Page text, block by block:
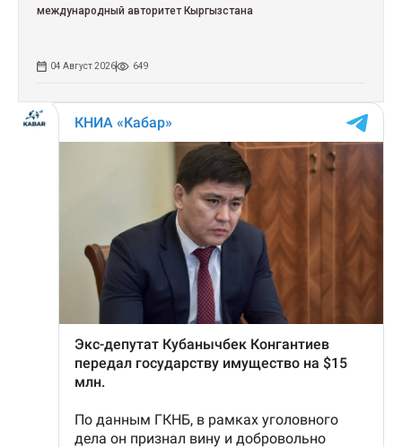
международный авторитет Кыргызстана
04 Август 2026 649